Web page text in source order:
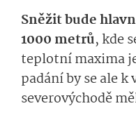
Sněžit bude
1000 metrů, kde
teplotní maxima
padání by sealek
severovýchodě